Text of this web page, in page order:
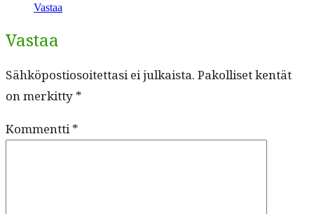
Vastaa
Vastaa
Sähköpostiosoitettasi ei julkaista. Pakolliset kentät
on merkitty *
Kommentti*